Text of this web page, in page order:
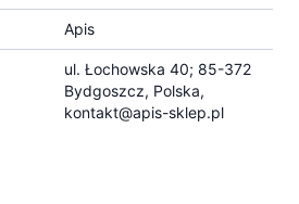
Apis
ul. Łochowska 40; 85-372
Bydgoszcz, Polska,
kontakt@apis-sklep.pl